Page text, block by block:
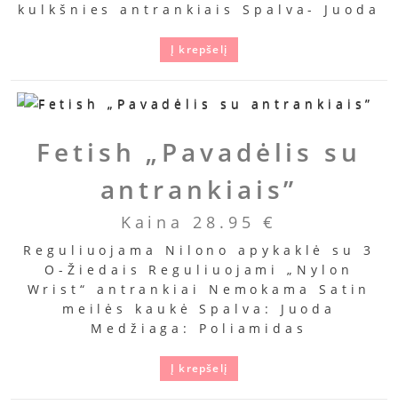
kulkšnies antrankiais Spalva- Juoda
Į krepšelį
Fetish „Pavadėlis su
antrankiais”
Kaina 28.95€
Reguliuojama Nilono apykaklė su 3
O-Žiedais Reguliuojami „Nylon
Wrist“ antrankiai Nemokama Satin
meilės kaukė Spalva: Juoda
Medžiaga: Poliamidas
Į krepšelį